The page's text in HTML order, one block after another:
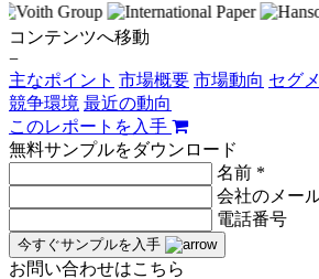
コンテンツへ移動
−
主なポイント 市場概要 市場動向 セグ
競争環境 最近の動向
このレポートを入手
無料サンプルをダウンロード
名前 *
会社のメー
電話番号
今すぐサンプルを入手
お問い合わせはこちら